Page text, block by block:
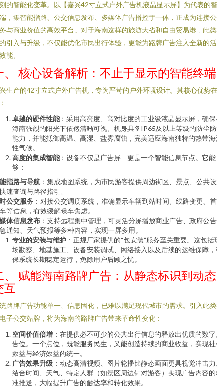
的智能化变革。以【嘉兴42寸立式户外广告机液晶显示屏】为代表的
，集智能指路、公交信息发布、多媒体广告播控于一体，正成为连接
与商业价值的高效平台。对于海南这样的旅游大省和自由贸易港，此
引入与升级，不仅能优化市民出行体验，更能为路牌广告注入全新的
能。
、 核心设备解析：不止于显示的智能终端
生产的42寸立式户外广告机，专为严苛的户外环境设计。其核心优势在
卓越的硬件性能：采用高亮度、高对比度的工业级液晶显示屏，确保
海南强烈的阳光下依然清晰可视。机身具备IP65及以上等级的防尘
能力，并能抵御高温、高湿、盐雾腐蚀，完美适应海南独特的热带海
性气候。
高度的集成智能：设备不仅是广告屏，更是一个智能信息节点。它能
够：
指路与导航 ：集成地图系统，为市民游客提供周边街区、景点、公共
速查询与路径指引。
公交服务 ：对接公交调度系统，准确显示车辆到站时间、线路变更、
等信息，有效缓解候车焦虑。
体信息发布 ：支持远程集中管理，可灵活分屏播放商业广告、政府公
通知、天气预报等多种内容，实现一屏多用。
专业的安装与维护 ：正规厂家提供的“包安装”服务至关重要。这包括
场勘察、地基施工、设备安装调试、网络接入以及后续的运维保障，
保系统长期稳定运行，免除用户后顾之忧。
、 赋能海南路牌广告：从静态标识到动态
互
路牌广告功能单一、信息固化，已难以满足现代城市的需求。引入此
子公交站牌，将为海南的路牌广告带来革命性变化：
空间价值倍增 ：在提供必不可少的公共出行信息的释放出优质的数字
告位。一个点位，既能服务民生，又能创造持续的商业收益，实现社
效益与经济效益的统一。
广告效果升级 ：动态高清视频、图片轮播比静态画面更具视觉冲击力
结合时间、天气、特定人群（如景区周边针对游客）实现广告内容的
准推送，大幅提升广告的触达率和转化效果。